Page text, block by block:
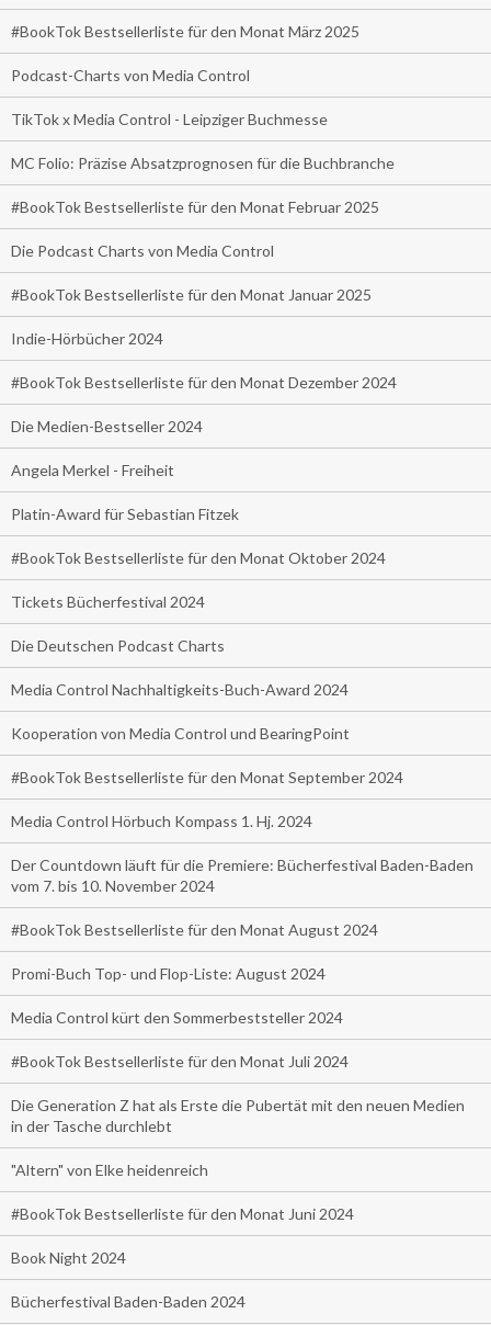
#BookTok Bestsellerliste für den Monat März 2025
Podcast-Charts von Media Control
TikTok x Media Control - Leipziger Buchmesse
MC Folio: Präzise Absatzprognosen für die Buchbranche
#BookTok Bestsellerliste für den Monat Februar 2025
Die Podcast Charts von Media Control
#BookTok Bestsellerliste für den Monat Januar 2025
Indie-Hörbücher 2024
#BookTok Bestsellerliste für den Monat Dezember 2024
Die Medien-Bestseller 2024
Angela Merkel - Freiheit
Platin-Award für Sebastian Fitzek
#BookTok Bestsellerliste für den Monat Oktober 2024
Tickets Bücherfestival 2024
Die Deutschen Podcast Charts
Media Control Nachhaltigkeits-Buch-Award 2024
Kooperation von Media Control und BearingPoint
#BookTok Bestsellerliste für den Monat September 2024
Media Control Hörbuch Kompass 1. Hj. 2024
Der Countdown läuft für die Premiere: Bücherfestival Baden-Baden
vom 7. bis 10. November 2024
#BookTok Bestsellerliste für den Monat August 2024
Promi-Buch Top- und Flop-Liste: August 2024
Media Control kürt den Sommerbeststeller 2024
#BookTok Bestsellerliste für den Monat Juli 2024
Die Generation Z hat als Erste die Pubertät mit den neuen Medien
in der Tasche durchlebt
"Altern" von Elke heidenreich
#BookTok Bestsellerliste für den Monat Juni 2024
Book Night 2024
Bücherfestival Baden-Baden 2024